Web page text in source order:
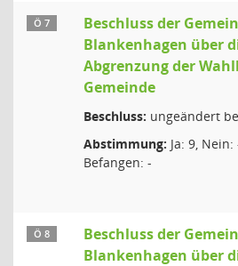
Ö 7
Beschluss der
Blankenhagen über
Abgrenzung der
Gemeinde
Beschluss: ungeändert
Abstimmung: Ja: 9,
Befangen: -
Ö 8
Beschluss der
Blankenhagen über